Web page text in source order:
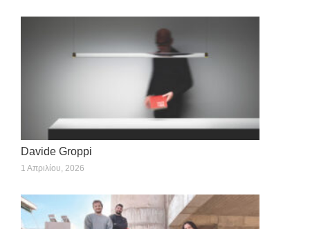
Davide Groppi
1 Απριλίου, 2026